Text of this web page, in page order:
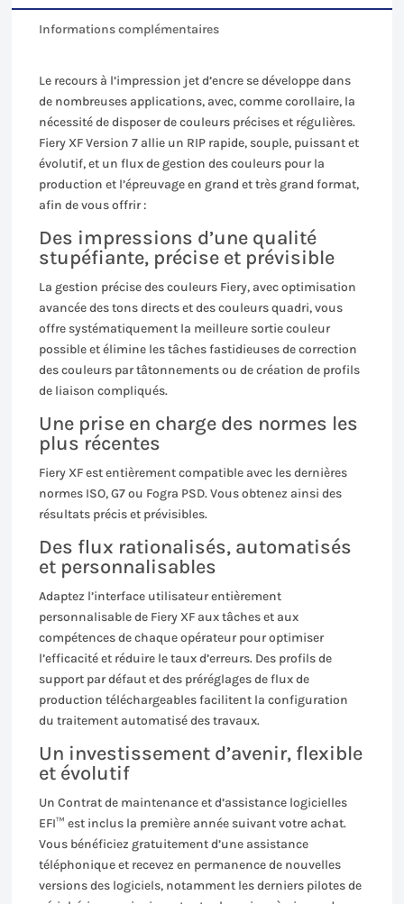
Informations complémentaires
Le recours à l’impression jet d’encre se développe dans
de nombreuses applications, avec, comme corollaire, la
nécessité de disposer de couleurs précises et régulières.
Fiery XF Version 7 allie un RIP rapide, souple, puissant et
évolutif, et un flux de gestion des couleurs pour la
production et l’épreuvage en grand et très grand format,
afin de vous offrir :
Des impressions d’une qualité
stupéfiante, précise et prévisible
La gestion précise des couleurs Fiery, avec optimisation
avancée des tons directs et des couleurs quadri, vous
offre systématiquement la meilleure sortie couleur
possible et élimine les tâches fastidieuses de correction
des couleurs par tâtonnements ou de création de profils
de liaison compliqués.
Une prise en charge des normes les
plus récentes
Fiery XF est entièrement compatible avec les dernières
normes ISO, G7 ou Fogra PSD. Vous obtenez ainsi des
résultats précis et prévisibles.
Des flux rationalisés, automatisés
et personnalisables
Adaptez l’interface utilisateur entièrement
personnalisable de Fiery XF aux tâches et aux
compétences de chaque opérateur pour optimiser
l’efficacité et réduire le taux d’erreurs. Des profils de
support par défaut et des préréglages de flux de
production téléchargeables facilitent la configuration
du traitement automatisé des travaux.
Un investissement d’avenir, flexible
et évolutif
Un Contrat de maintenance et d’assistance logicielles
EFI™ est inclus la première année suivant votre achat.
Vous bénéficiez gratuitement d’une assistance
téléphonique et recevez en permanence de nouvelles
versions des logiciels, notamment les derniers pilotes de